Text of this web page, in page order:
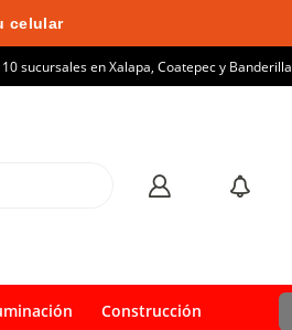
celular
sucursales en Xalapa, Coatepec y Banderilla
Construcción